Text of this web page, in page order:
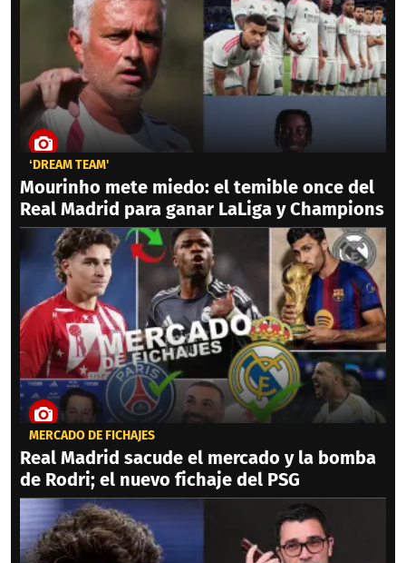
‘DREAM TEAM'
Mourinho mete miedo: el temible once del
Real Madrid para ganar LaLiga y Champions
MERCADO DE FICHAJES
Real Madrid sacude el mercado y la bomba
de Rodri; el nuevo fichaje del PSG